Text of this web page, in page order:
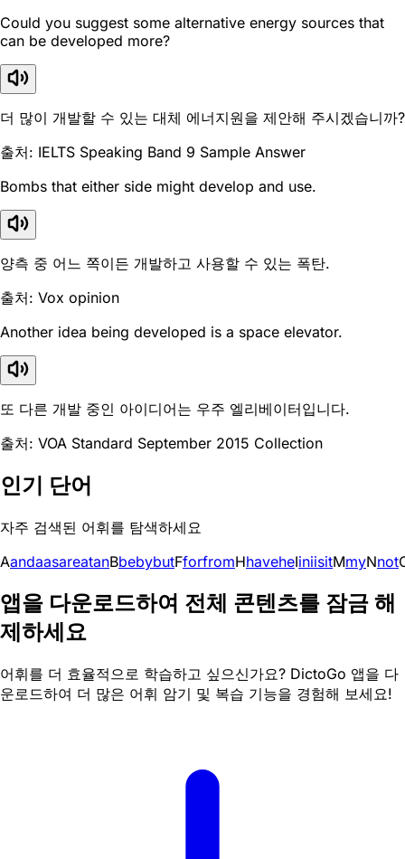
Could you suggest some alternative energy sources that
can be developed more?
더 많이 개발할 수 있는 대체 에너지원을 제안해 주시겠습니까?
출처: IELTS Speaking Band 9 Sample Answer
Bombs that either side might develop and use.
양측 중 어느 쪽이든 개발하고 사용할 수 있는 폭탄.
출처: Vox opinion
Another idea being developed is a space elevator.
또 다른 개발 중인 아이디어는 우주 엘리베이터입니다.
출처: VOA Standard September 2015 Collection
인기 단어
자주 검색된 어휘를 탐색하세요
AandaasareatanBbebybutFforfromHhaveheIiniisitMmyNnot
앱을 다운로드하여 전체 콘텐츠를 잠금 해
제하세요
어휘를 더 효율적으로 학습하고 싶으신가요? DictoGo 앱을 다
운로드하여 더 많은 어휘 암기 및 복습 기능을 경험해 보세요!